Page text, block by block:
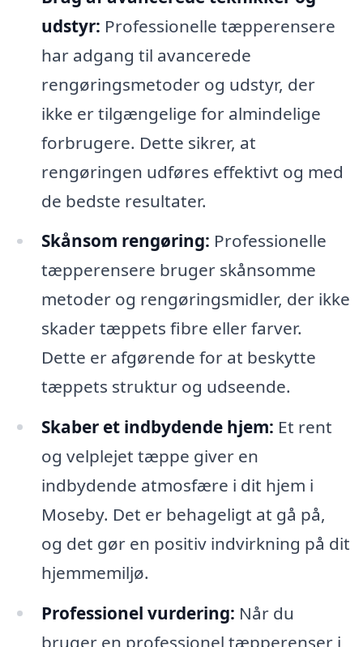
udstyr: Professionelle tæpperensere
har adgang til avancerede
rengøringsmetoder og udstyr, der
ikke er tilgængelige for almindelige
forbrugere. Dette sikrer, at
rengøringen udføres effektivt og med
de bedste resultater.
Skånsom rengøring: Professionelle
tæpperensere bruger skånsomme
metoder og rengøringsmidler, der ikke
skader tæppets fibre eller farver.
Dette er afgørende for at beskytte
tæppets struktur og udseende.
Skaber et indbydende hjem: Et rent
og velplejet tæppe giver en
indbydende atmosfære i dit hjem i
Moseby. Det er behageligt at gå på,
og det gør en positiv indvirkning på dit
hjemmemiljø.
Professionel vurdering: Når du
bruger en professionel tæpperenser i